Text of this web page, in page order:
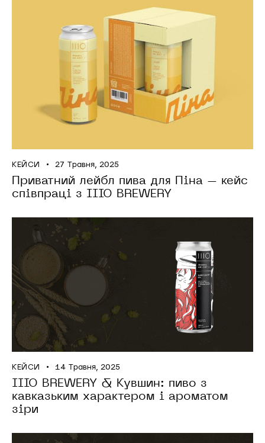
КЕЙСИ 27 Травня, 2025
Приватний лейбл пива для Піна – кейс
співпраці з IIIO BREWERY
КЕЙСИ 14 Травня, 2025
IIIO BREWERY & Кувшин: пиво з
кавказьким характером і ароматом
зіри